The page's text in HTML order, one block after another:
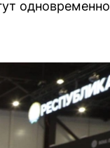
одновременно